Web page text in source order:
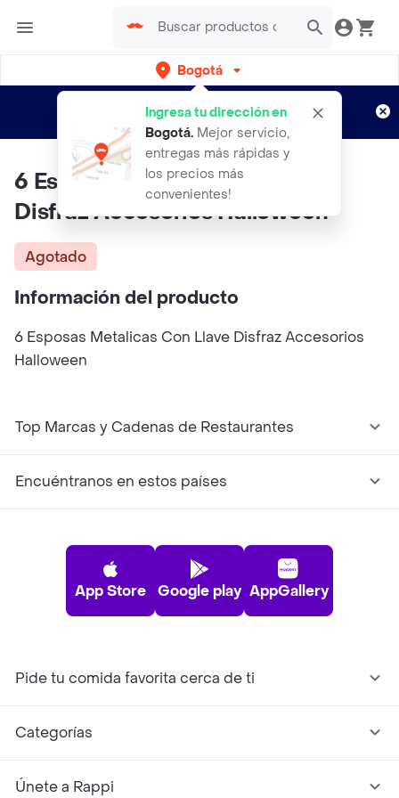
Bogotá
Ingresa tu dirección en
Bogotá. Mejor servicio,
entregas más rápidas y
los precios más
convenientes!
envíos gratis por semanas
Aplican TyC
6 Esposas Metalicas Con Llave
Disfraz Accesorios Halloween
Agotado
Información del producto
6 Esposas Metalicas Con Llave Disfraz Accesorios
Halloween
Top Marcas y Cadenas de Restaurantes
Encuéntranos en estos países
App Store Google play AppGallery
Pide tu comida favorita cerca de ti
Categorías
Únete a Rappi